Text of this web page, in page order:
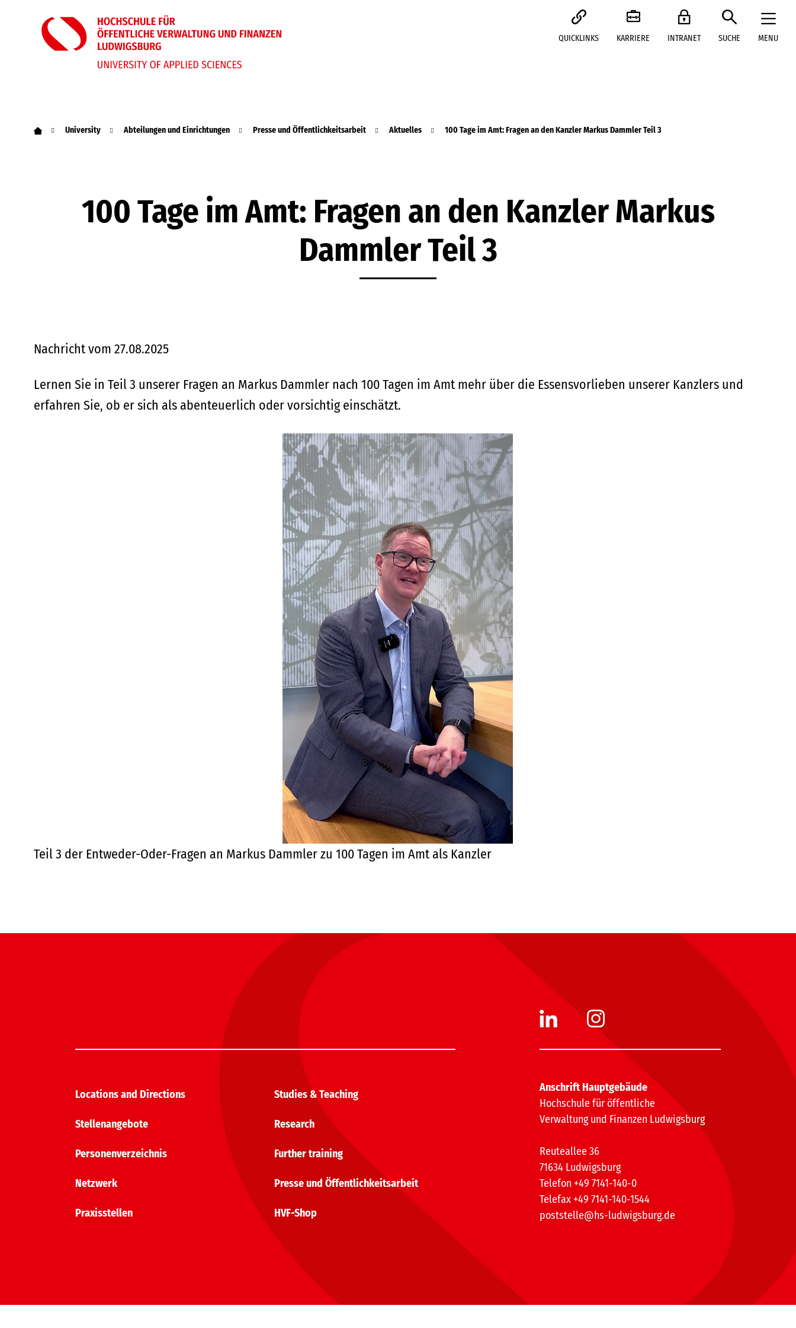
QUICKLINKS KARRIERE INTRANET SUCHE MENU
University Abteilungen und Einrichtungen Presse und Öffentlichkeitsarbeit Aktuelles 100 Tage im Amt: Fragen an den Kanzler Markus Dammler Teil 3
100 Tage im Amt: Fragen an den Kanzler Markus
Dammler Teil 3
Nachricht vom 27.08.2025
Lernen Sie in Teil 3 unserer Fragen an Markus Dammler nach 100 Tagen im Amt mehr über die Essensvorlieben unserer Kanzlers und
erfahren Sie, ob er sich als abenteuerlich oder vorsichtig einschätzt.
Teil 3 der Entweder-Oder-Fragen an Markus Dammler zu 100 Tagen im Amt als Kanzler
Locations and Directions
Stellenangebote
Personenverzeichnis
Netzwerk
Praxisstellen
Studies & Teaching
Research
Further training
Presse und Öffentlichkeitsarbeit
HVF-Shop
Anschrift Hauptgebäude
Hochschule für öffentliche
Verwaltung und Finanzen Ludwigsburg
Reuteallee 36
71634 Ludwigsburg
Telefon +49 7141-140-0
Telefax +49 7141-140-1544
poststelle@hs-ludwigsburg.de